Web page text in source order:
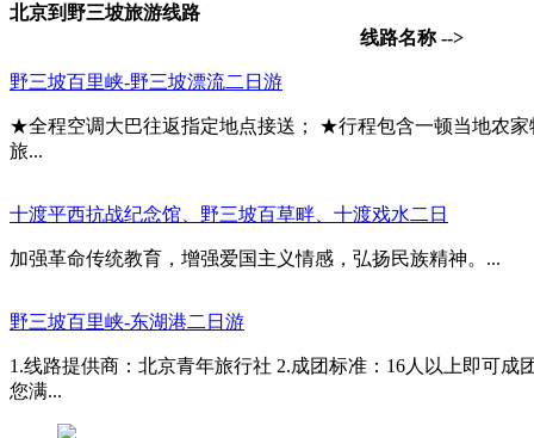
北京到野三坡旅游线路
线路名称 -->
野三坡百里峡-野三坡漂流二日游
★全程空调大巴往返指定地点接送； ★行程包含一顿当地农
旅...
十渡平西抗战纪念馆、野三坡百草畔、十渡戏水二日
加强革命传统教育，增强爱国主义情感，弘扬民族精神。...
野三坡百里峡-东湖港二日游
1.线路提供商：北京青年旅行社 2.成团标准：16人以上即可成
您满...